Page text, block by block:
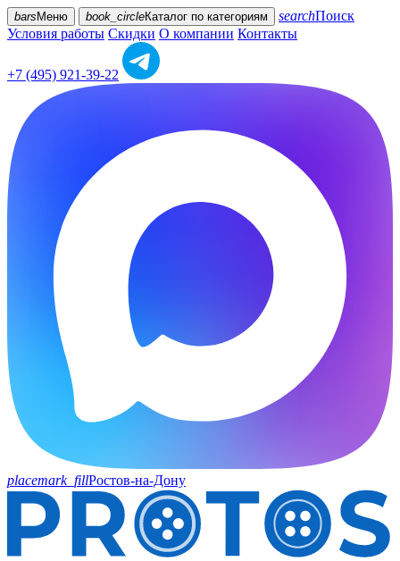
bars Меню book_circleКаталог по категориям searchПоиск
Условия работы Скидки О компании Контакты
+7 (495) 921-39-22
placemark_fillРостов-на-Дону